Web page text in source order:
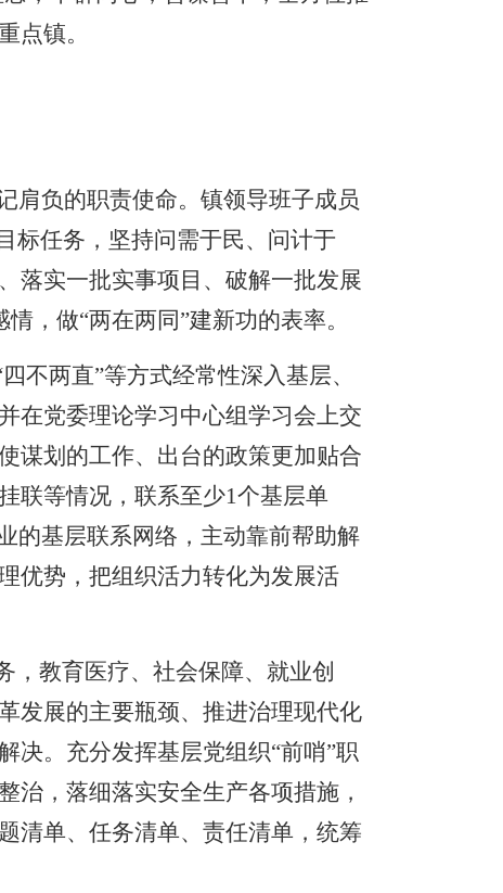
点镇。
肩负的职责使命。镇领导班子成员
标任务，坚持问需于民、问计于
落实一批实事项目、破解一批发展
，做“两在两同”建新功的表率。
四不两直”等方式经常性深入基层、
在党委理论学习中心组学习会上交
谋划的工作、出台的政策更加贴合
联等情况，联系至少1个基层单
的基层联系网络，主动靠前帮助解
优势，把组织活力转化为发展活
，教育医疗、社会保障、就业创
发展的主要瓶颈、推进治理现代化
决。充分发挥基层党组织“前哨”职
治，落细落实安全生产各项措施，
清单、任务清单、责任清单，统筹